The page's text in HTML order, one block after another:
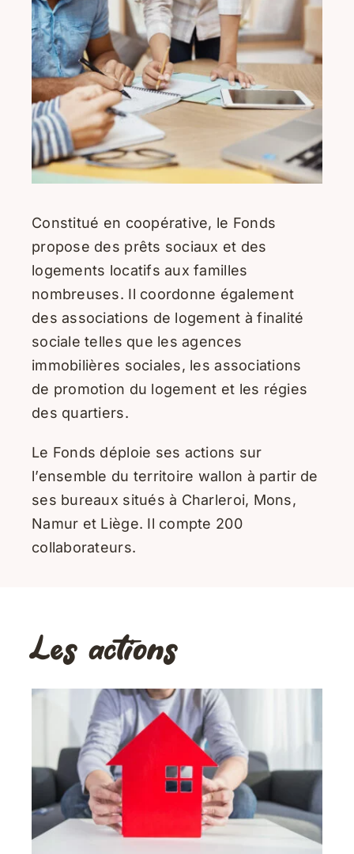
Constitué en coopérative, le Fonds
propose des prêts sociaux et des
logements locatifs aux familles
nombreuses. Il coordonne également
des associations de logement à finalité
sociale telles que les agences
immobilières sociales, les associations
de promotion du logement et les régies
des quartiers.
Le Fonds déploie ses actions sur
l’ensemble du territoire wallon à partir de
ses bureaux situés à Charleroi, Mons,
Namur et Liège. Il compte 200
collaborateurs.
Les actions